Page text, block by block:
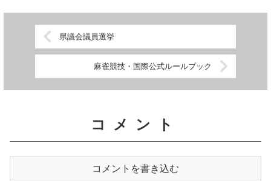
県議会議員選挙
麻雀競技・国際公式ルールブック
コメント
コメントを書き込む